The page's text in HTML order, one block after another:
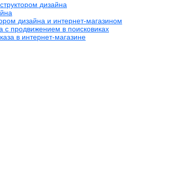
дизайна
дизайна и интернет-магазином
с продвижением в поисковиках
в интернет-магазине